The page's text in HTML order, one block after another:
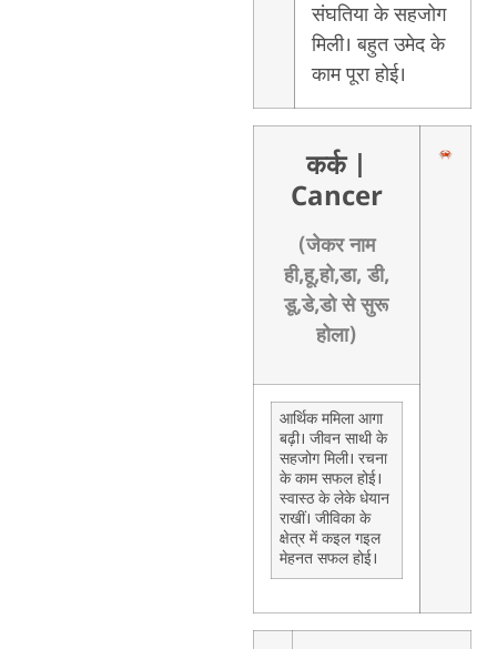
संघतिया के सहजोग
मिली। बहुत उमेद के
काम पूरा होई।
कर्क
Cancer
(जेकर नाम
ही,हू,हो,डा, डी,
डू,डे,डो से सुरू
होला)
आर्थिक ममिला आगा
बढ़ी। जीवन साथी के
सहजोग मिली। रचना
के काम सफल होई।
स्वास्ठ के लेके धेयान
राखीं। जीविका के
क्षेत्र में कइल गइल
मेहनत सफल होई।